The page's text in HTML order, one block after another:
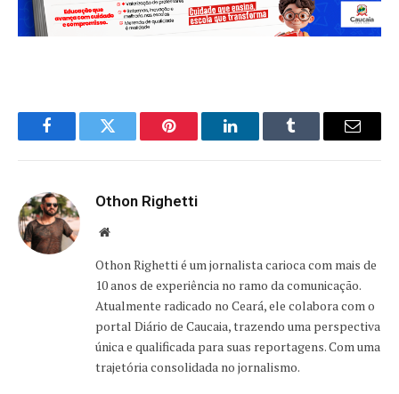
FacebookTwitter Pinterest LinkedInTumblr Email
Othon Righetti
Website
Othon Righetti é um jornalista carioca com mais de
10 anos de experiência no ramo da comunicação.
Atualmente radicado no Ceará, ele colabora com o
portal Diário de Caucaia, trazendo uma perspectiva
única e qualificada para suas reportagens. Com uma
trajetória consolidada no jornalismo.